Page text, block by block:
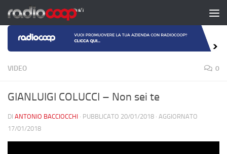
Salta al contenuto
VIDEO 0
GIANLUIGI COLUCCI – Non sei te
DI ANTONIO BACCIOCCHI · PUBBLICATO 20/01/2018 · AGGIORNATO
17/01/2018